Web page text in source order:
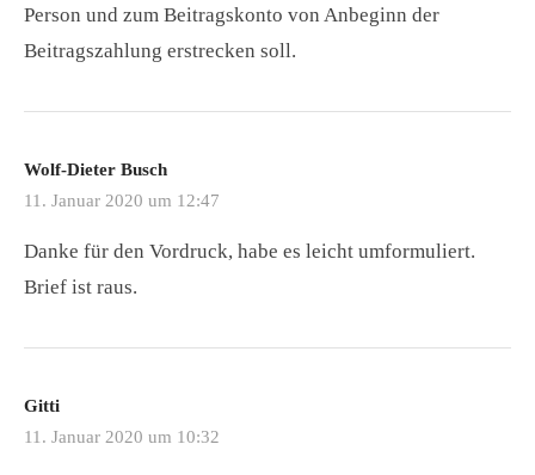
Person und zum Beitragskonto von Anbeginn der
Beitragszahlung erstrecken soll.
Wolf-Dieter Busch
11. Januar 2020 um 12:47
Danke für den Vordruck, habe es leicht umformuliert.
Brief ist raus.
Gitti
11. Januar 2020 um 10:32